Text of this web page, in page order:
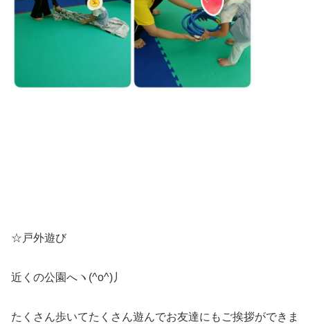
☆戸外遊び
近くの公園へヽ(^o^)丿
たくさん歩いてたくさん遊んでお友達にもご挨拶ができま